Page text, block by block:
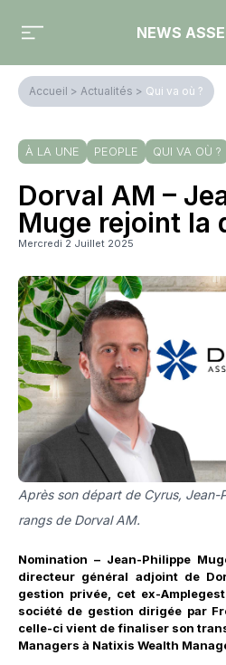
NEWS
Accueil > Actualités > Qui va où ?
À LA UNE PEOPLE QUI VA OÙ ?
Dorval AM –
Muge rejoint la
Mercredi 2 Juillet 2025
Après son départ de Cyrus, Jean-
rangs de Dorval AM.
Nomination – Jean-Philippe
directeur général adjoint de
gestion privée, cet ex-
société de gestion dirigée par
celle-ci vient de finaliser son
Managers à Natixis Wealth